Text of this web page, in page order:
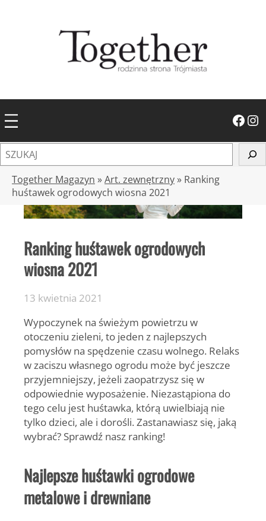
Facebook Instagram
z
Together Magazyn »Art. zewnętrzny» Ranking
huśtawek ogrodowych wiosna 2021
Ranking huśtawek ogrodowych
wiosna 2021
13 kwietnia 2021
Wypoczynek na świeżym powietrzu w
otoczeniu zieleni, to jeden z najlepszych
pomysłów na spędzenie czasu wolnego. Relaks
w zaciszu własnego ogrodu może być jeszcze
przyjemniejszy, jeżeli zaopatrzysz się w
odpowiednie wyposażenie. Niezastąpiona do
tego celu jest huśtawka, którą uwielbiają nie
tylko dzieci, ale i dorośli. Zastanawiasz się, jaką
wybrać? Sprawdź nasz ranking!
Najlepsze huśtawki ogrodowe
metalowe i drewniane